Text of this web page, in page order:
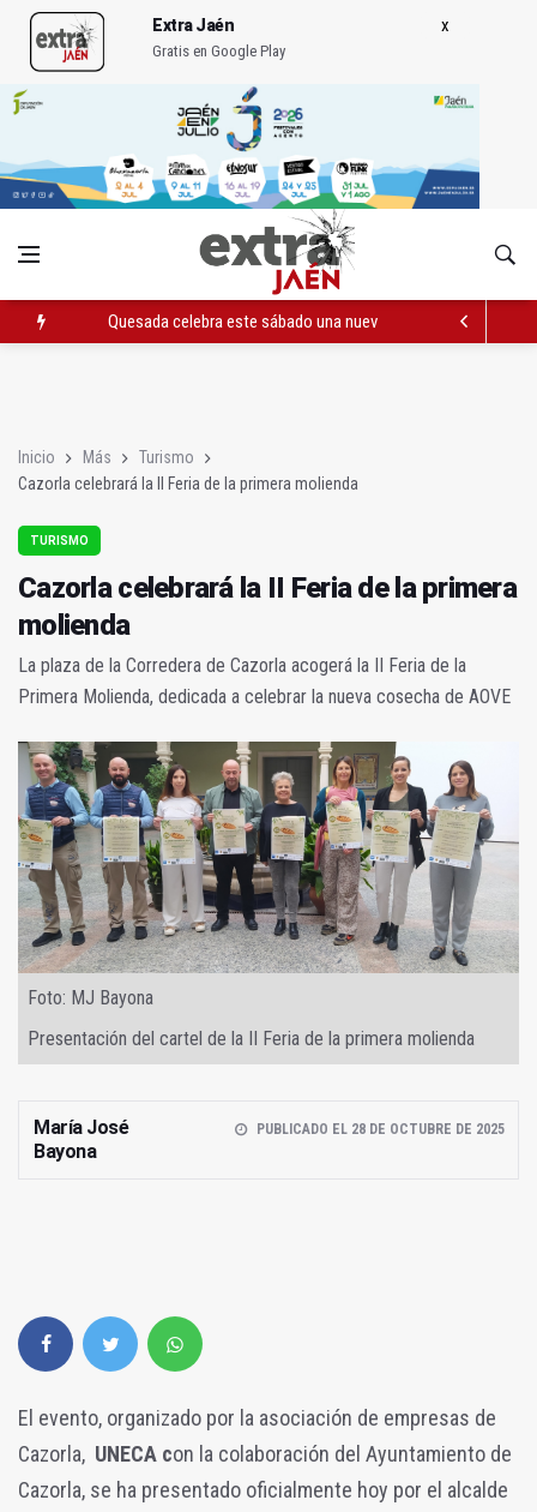
Extra Jaén
Gratis en Google Play
Quesada celebra este sábado una nueva jornada de Orgullo
Inicio Más
Turismo
Cazorla celebrará la II Feria de la primera molienda
TURISMO
Cazorla celebrará la II Feria de la primera
molienda
La plaza de la Corredera de Cazorla acogerá la II Feria de la
Primera Molienda, dedicada a celebrar la nueva cosecha de AOVE
Foto: MJ Bayona
Presentación del cartel de la II Feria de la primera molienda
María José
Bayona
PUBLICADO EL 28 DE OCTUBRE DE 2025
El evento, organizado por la asociación de empresas de
Cazorla, UNECA con la colaboración del Ayuntamiento de
Cazorla, se ha presentado oficialmente hoy por el alcalde